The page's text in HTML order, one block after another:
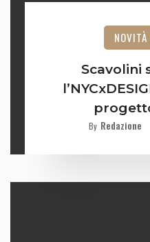
Scavolini
By Redazione